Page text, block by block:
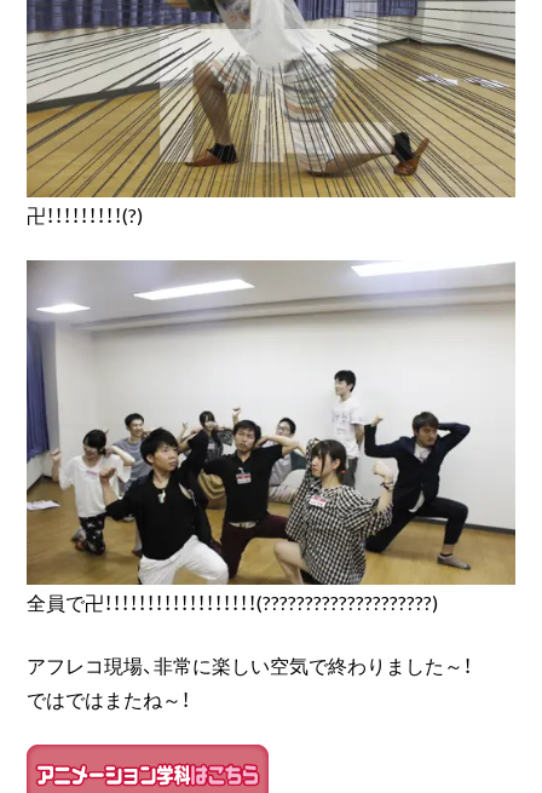
卍！！！！！！！！！(?)
全員で卍！！！！！！！！！！！！！！！！！！(????????????????????)
アフレコ現場、非常に楽しい空気で終わりました～！
ではではまたね～！